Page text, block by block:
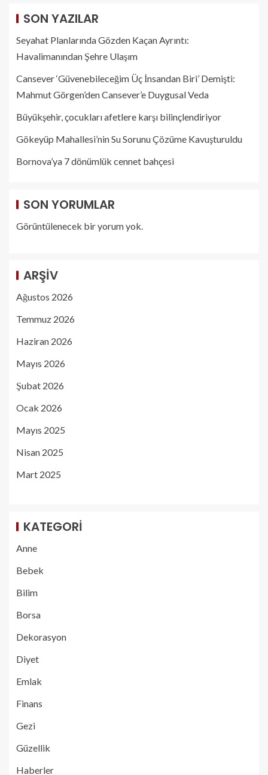
SON YAZILAR
Seyahat Planlarında Gözden Kaçan Ayrıntı:
Havalimanından Şehre Ulaşım
Cansever ‘Güvenebileceğim Üç İnsandan Biri’ Demişti:
Mahmut Görgen’den Cansever’e Duygusal Veda
Büyükşehir, çocukları afetlere karşı bilinçlendiriyor
Gökeyüp Mahallesi’nin Su Sorunu Çözüme Kavuşturuldu
Bornova’ya 7 dönümlük cennet bahçesi
SON YORUMLAR
Görüntülenecek bir yorum yok.
ARŞIV
Ağustos 2026
Temmuz 2026
Haziran 2026
Mayıs 2026
Şubat 2026
Ocak 2026
Mayıs 2025
Nisan 2025
Mart 2025
KATEGORI
Anne
Bebek
Bilim
Borsa
Dekorasyon
Diyet
Emlak
Finans
Gezi
Güzellik
Haberler